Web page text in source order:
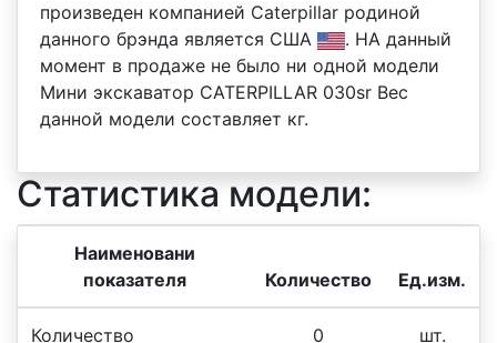
произведен компанией Caterpillar родиной
данного брэнда является США
. НА данный
момент в продаже не было ни одной модели
Мини экскаватор CATERPILLAR 030sr Вес
данной модели составляет кг.
Статистика модели:
Наименовани
показателя
Количество Ед.изм.
Количество
0 шт.